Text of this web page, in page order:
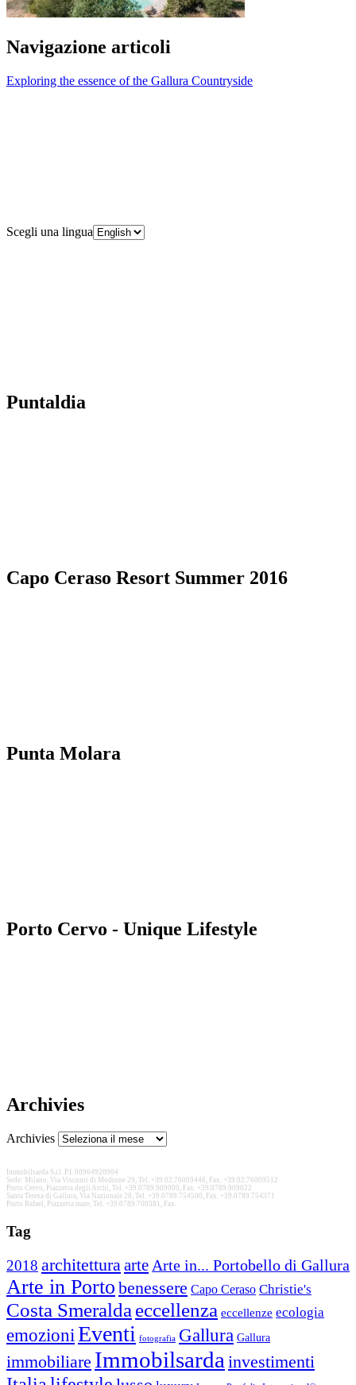
Navigazione articoli
Exploring the essence of the Gallura Countryside
Scegli una lingua
Puntaldia
Capo Ceraso Resort Summer 2016
Punta Molara
Porto Cervo - Unique Lifestyle
Archivies
Archivies
Immobilsarda S.r.l. P.I. 00964920904
Sede: Milano, Via Visconti di Modrone 29, Tel. +39.02.76009446, Fax. +39.02.76009512
Porto Cervo, Piazzetta degli Archi, Tel. +39.0789.909000, Fax. +39.0789.909022
Santa Teresa di Gallura, Via Nazionale 28, Tel. +39.0789.754500, Fax. +39.0789.754371
Porto Rafael, Piazzetta mare, Tel. +39.0789.700381, Fax.
Tag
2018 architetturaarteArte in... Portobello di Gallura
Arte in Porto benessere Capo Ceraso Christie's
Costa Smeralda eccellenza eccellenze ecologia
emozioniEventi fotografia Gallura Gallura
immobiliare Immobilsarda investimenti